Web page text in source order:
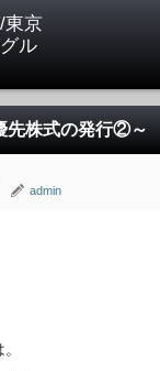
東京
ル
先株式の発行②～
admin